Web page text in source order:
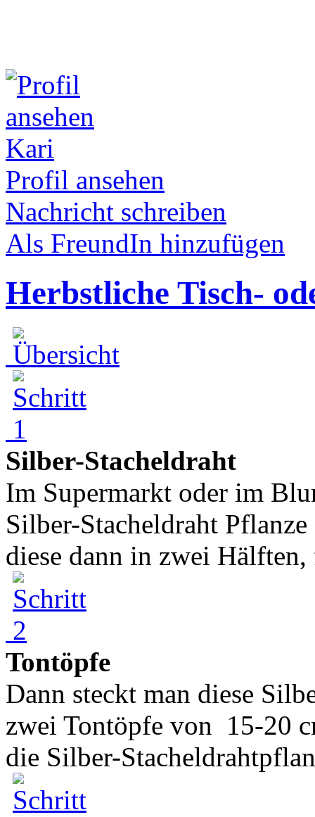
Kari
Profil ansehen
Nachricht schreiben
Als FreundIn hinzufügen
Herbstliche Tisch-
Silber-Stacheldraht
Im Supermarkt oder im
Silber-Stacheldraht
diese dann in zwei
Tontöpfe
Dann steckt man diese
zwei Tontöpfe von 15-20
die Silber-